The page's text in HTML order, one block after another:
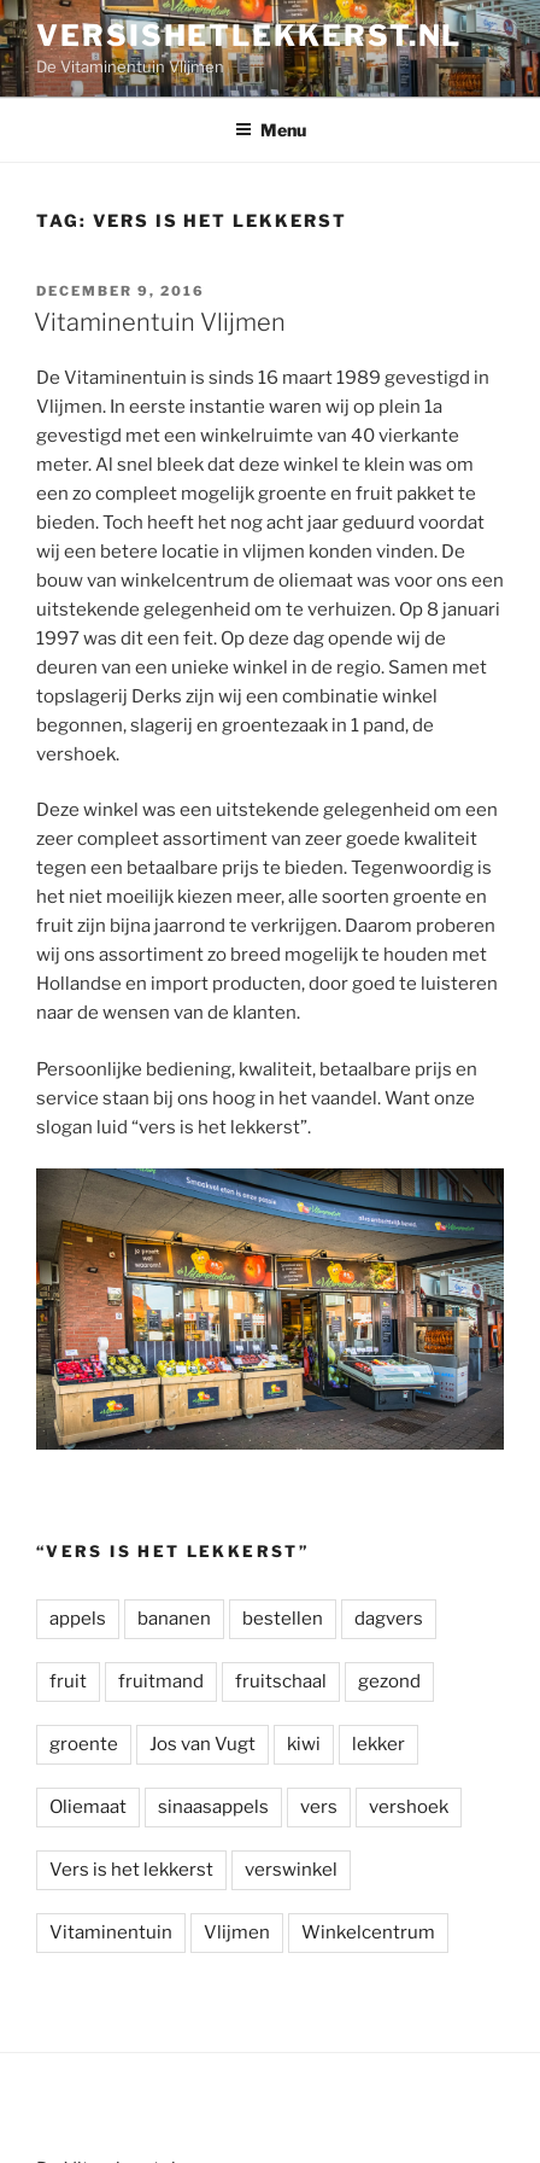
Ga
naar
de
inhoud
VERSISHETLEKKERST.NL
De Vitaminentuin Vlijmen
Menu
TAG: VERS IS HET LEKKERST
GEPLAATST
OP
DECEMBER 9, 2016
Vitaminentuin Vlijmen
De Vitaminentuin is sinds 16 maart 1989 gevestigd in
Vlijmen. In eerste instantie waren wij op plein 1a
gevestigd met een winkelruimte van 40 vierkante
meter. Al snel bleek dat deze winkel te klein was om
een zo compleet mogelijk groente en fruit pakket te
bieden. Toch heeft het nog acht jaar geduurd voordat
wij een betere locatie in vlijmen konden vinden. De
bouw van winkelcentrum de oliemaat was voor ons een
uitstekende gelegenheid om te verhuizen. Op 8 januari
1997 was dit een feit. Op deze dag opende wij de
deuren van een unieke winkel in de regio. Samen met
topslagerij Derks zijn wij een combinatie winkel
begonnen, slagerij en groentezaak in 1 pand, de
vershoek.
Deze winkel was een uitstekende gelegenheid om een
zeer compleet assortiment van zeer goede kwaliteit
tegen een betaalbare prijs te bieden. Tegenwoordig is
het niet moeilijk kiezen meer, alle soorten groente en
fruit zijn bijna jaarrond te verkrijgen. Daarom proberen
wij ons assortiment zo breed mogelijk te houden met
Hollandse en import producten, door goed te luisteren
naar de wensen van de klanten.
Persoonlijke bediening, kwaliteit, betaalbare prijs en
service staan bij ons hoog in het vaandel. Want onze
slogan luid “vers is het lekkerst”.
“VERS IS HET LEKKERST”
appels bananen bestellen dagvers
fruit fruitmand fruitschaal gezond
groente Jos van Vugt kiwi lekker
Oliemaat sinaasappels vers vershoek
Vers is het lekkerst verswinkel
Vitaminentuin Vlijmen Winkelcentrum